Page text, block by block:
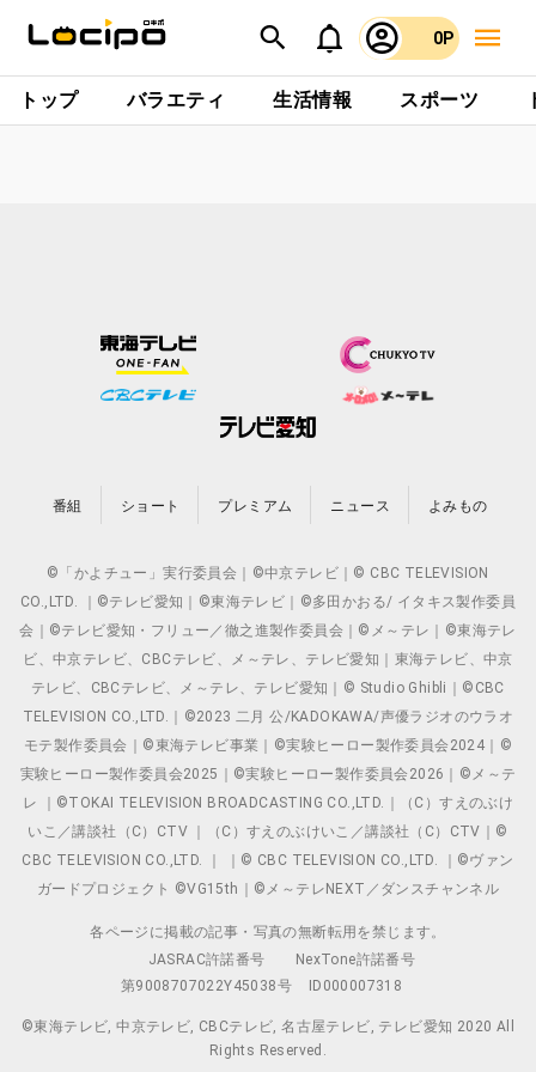
0P
トップ バラエティ 生活情報 スポーツ
番組 ショート プレミアム ニュース よみもの
©「かよチュー」実行委員会｜©中京テレビ｜© CBC TELEVISION
CO.,LTD. ｜©テレビ愛知｜©東海テレビ｜©多田かおる/ イタキス製作委員
会｜©テレビ愛知・フリュー／徹之進製作委員会｜©メ～テレ｜©東海テレ
ビ、中京テレビ、CBCテレビ、メ～テレ、テレビ愛知｜東海テレビ、中京
テレビ、CBCテレビ、メ～テレ、テレビ愛知｜© Studio Ghibli｜©CBC
TELEVISION CO.,LTD.｜©2023 二月 公/KADOKAWA/声優ラジオのウラオ
モテ製作委員会｜©東海テレビ事業｜©実験ヒーロー製作委員会2024｜©
実験ヒーロー製作委員会2025｜©実験ヒーロー製作委員会2026｜©メ～テ
レ ｜©TOKAI TELEVISION BROADCASTING CO.,LTD.｜（C）すえのぶけ
いこ／講談社（C）CTV ｜（C）すえのぶけいこ／講談社（C）CTV｜©
CBC TELEVISION CO.,LTD. ｜ ｜© CBC TELEVISION CO.,LTD. ｜©ヴァン
ガードプロジェクト ©VG15th｜©メ～テレNEXT／ダンスチャンネル
各ページに掲載の記事・写真の無断転用を禁じます。
JASRAC許諾番号
NexTone許諾番号
第9008707022Y45038号
ID000007318
©東海テレビ, 中京テレビ, CBCテレビ, 名古屋テレビ, テレビ愛知 2020 All
Rights Reserved.